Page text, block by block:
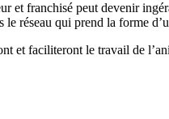
et franchisé peut devenir
réseau qui prend la forme
et faciliteront le travail de